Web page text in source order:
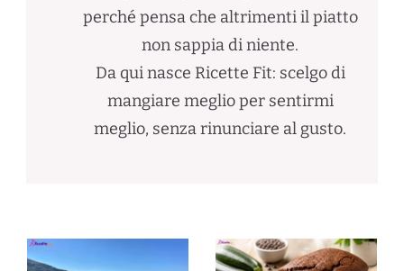
perché pensa che altrimenti il piatto
non sappia di niente.
Da qui nasce Ricette Fit: scelgo di
mangiare meglio per sentirmi
meglio, senza rinunciare al gusto.